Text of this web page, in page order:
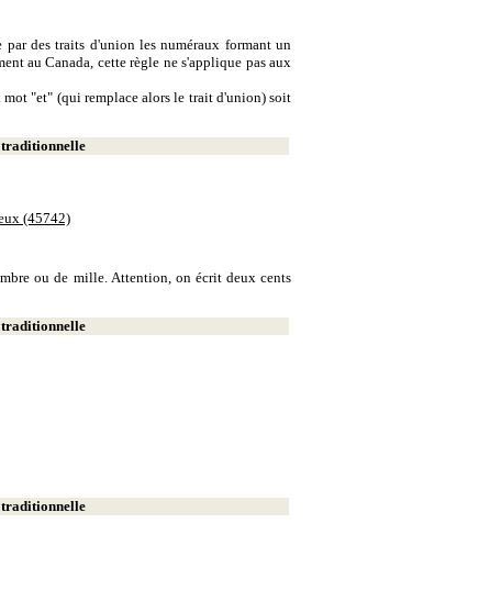
des traits d'union les numéraux formant un
au Canada, cette règle ne s'applique pas aux
mot "et" (qui remplace alors le trait d'union) soit
traditionnelle
(45742)
ou de mille. Attention, on écrit deux cents
traditionnelle
traditionnelle